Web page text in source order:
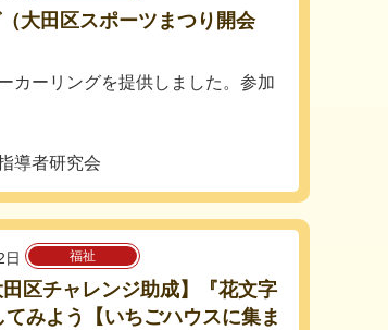
大田区スポーツまつり開会
ーリングを提供しました。参加
導者研究会
日 福祉
区チャレンジ助成】『花文字
みよう【いちごハウスに集ま